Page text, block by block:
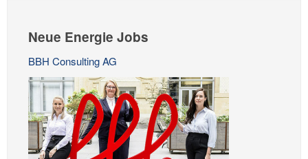
Neue Energie Jobs
BBH Consulting AG